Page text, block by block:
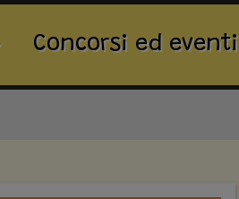
Concorsi ed eventi